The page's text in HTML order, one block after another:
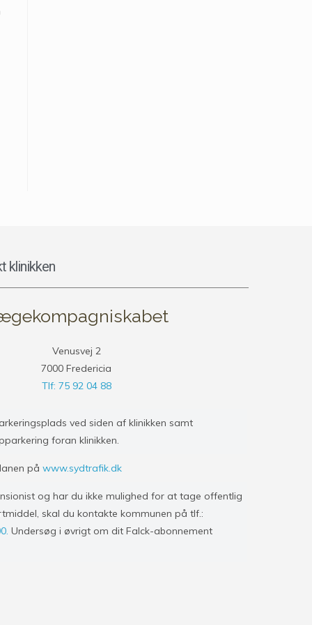
klinikken
Venusvej 2
7000 Fredericia
Tlf: 75 92 04 88
ved siden af klinikken samt
foran klinikken.
påwww.sydtrafik.dk
og har du ikke mulighed for at tage offentlig
skal du kontakte kommunen på tlf.:
Undersøg i øvrigt om dit Falck-abonnement